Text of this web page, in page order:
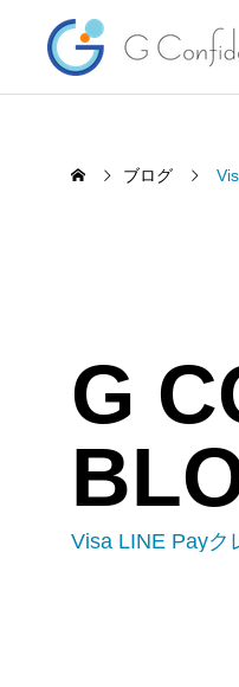
海外投資の基礎
ーズトラストの
くらなの？
2026.08.06
ブログ
G
Visa LINE Payク